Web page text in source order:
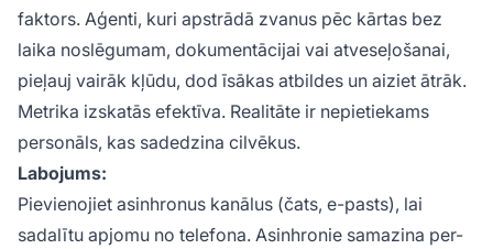
faktors. Aģenti, kuri apstrādā zvanus pēc kārtas bez
laika noslēgumam, dokumentācijai vai atveseļošanai,
pieļauj vairāk kļūdu, dod īsākas atbildes un aiziet ātrāk.
Metrika izskatās efektīva. Realitāte ir nepietiekams
personāls, kas sadedzina cilvēkus.
Labojums:
Pievienojiet asinhronus kanālus (čats, e-pasts), lai
sadalītu apjomu no telefona. Asinhronie samazina per-